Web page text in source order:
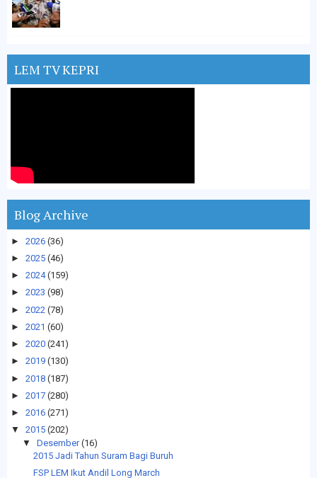
LEM TV KEPRI
Blog Archive
► 2026 (36)
► 2025 (46)
► 2024 (159)
► 2023 (98)
► 2022 (78)
► 2021 (60)
► 2020 (241)
► 2019 (130)
► 2018 (187)
► 2017 (280)
► 2016 (271)
▼
2015 (202)
▼
Desember (16)
2015 Jadi Tahun Suram Bagi Buruh
FSP LEM Ikut Andil Long March